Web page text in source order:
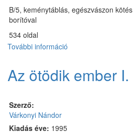
B/5, keménytáblás, egészvászon kötés
borítóval
534 oldal
További információ
II.
Az ötödik ember I.
Szerző:
Várkonyi Nándor
Kiadás éve: 1995